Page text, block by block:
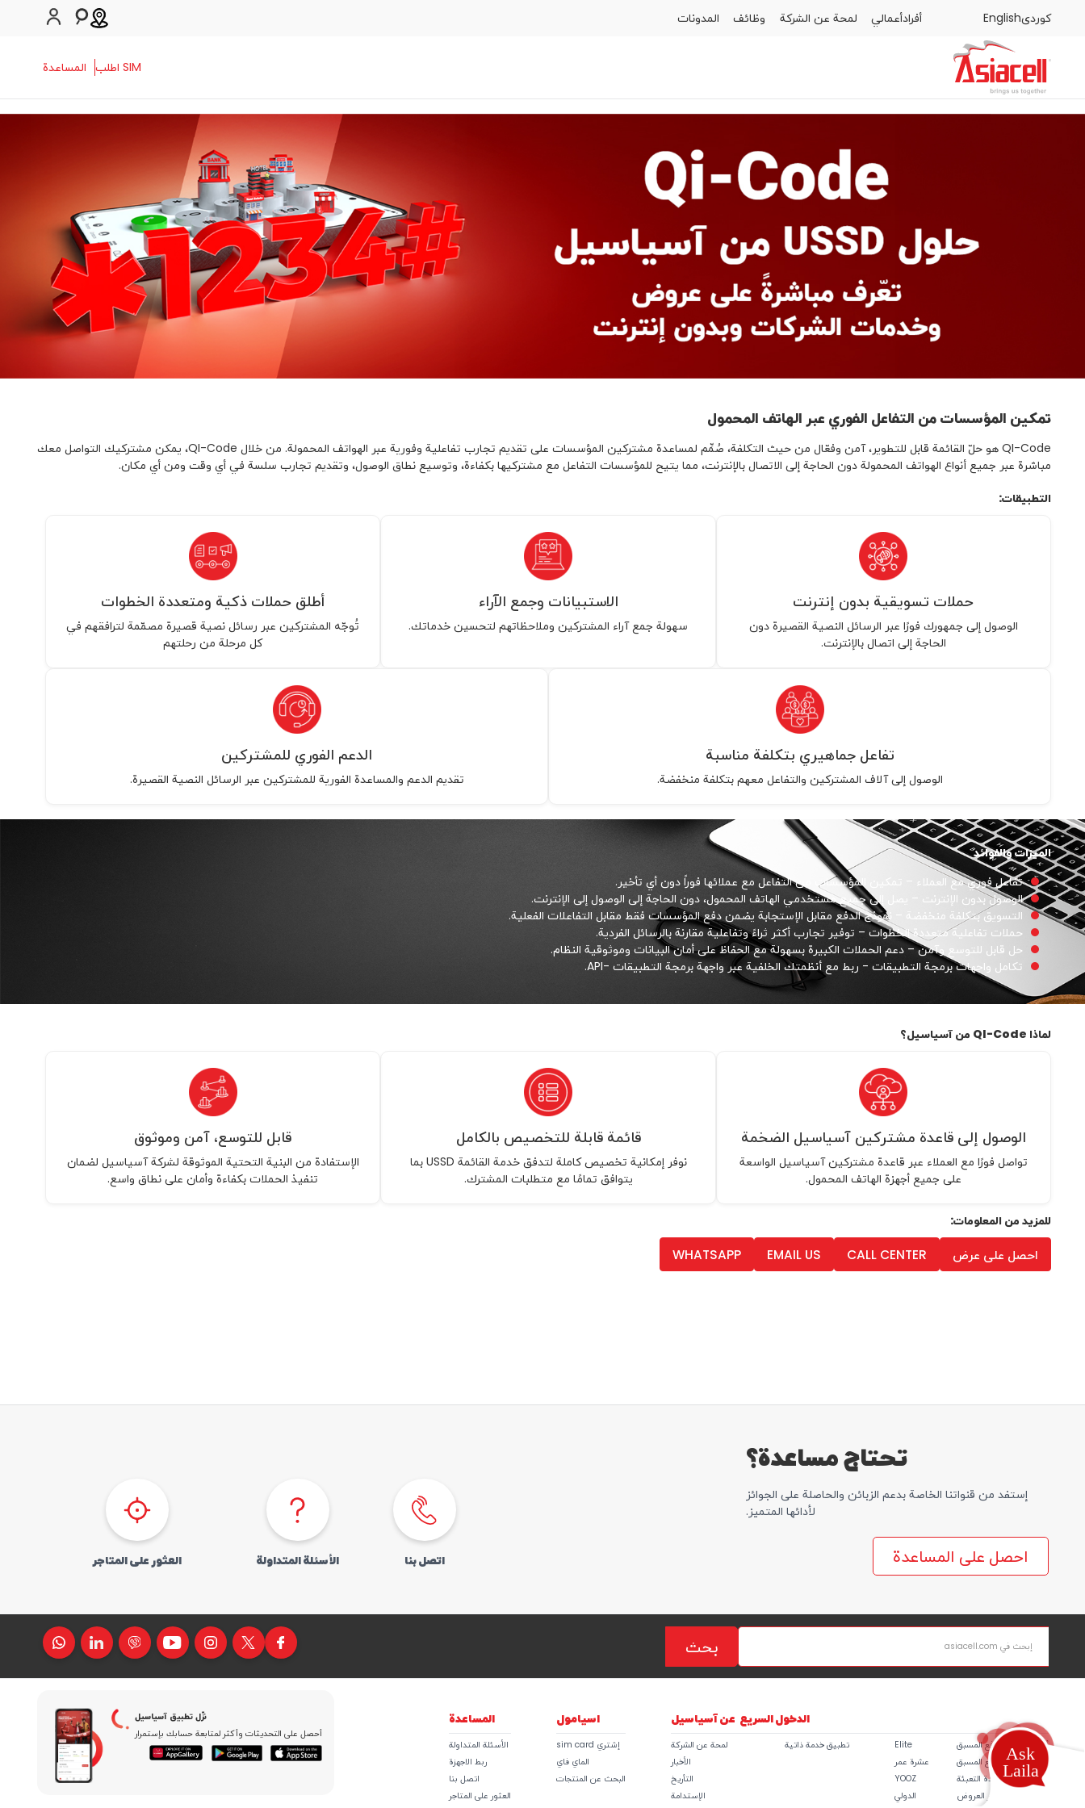
لمحة عن الشركة
كوردىEnglish أفرادأعمالي لمحة عن الشركة وظائف المدونات
SIM اطلب المساعدة
تمكين المؤسسات من التفاعل الفوري عبر الهاتف المحمول
QI-Code هو حلّ القائمة قابل للتطوير، آمن وفعّال من حيث التكلفة، صُمِّم لمساعدة مشترکين المؤسسات على تقديم تجارب تفاعلية وفورية عبر الهواتف المحمولة. من خلال QI-Code، يمكن مشتركيك التواصل معك
مباشرة عبر جميع أنواع الهواتف المحمولة دون الحاجة إلى الاتصال بالإنترنت، مما يتيح للمؤسسات التفاعل مع مشتركيها بكفاءة، وتوسيع نطاق الوصول، وتقديم تجارب سلسة في أي وقت ومن أي مكان.
التطبيقات:
حملات تسويقية بدون إنترنت
الوصول إلى جمهورك فورًا عبر الرسائل النصية القصيرة دون
الحاجة إلى اتصال بالإنترنت.
الاستبيانات وجمع الآراء
سهولة جمع آراء المشتركين وملاحظاتهم لتحسين خدماتك.
أطلق حملات ذكية ومتعددة الخطوات
تُوجّه المشتركين عبر رسائل نصية قصيرة مصمّمة لترافقهم في
كل مرحلة من رحلتهم
تفاعل جماهيري بتكلفة مناسبة
الوصول إلى آلاف المشتركين والتفاعل معهم بتكلفة منخفضة.
الدعم الفوري للمشترکين
تقديم الدعم والمساعدة الفورية للمشترکين عبر الرسائل النصية القصيرة.
الميزات والفوائد
تفاعل فوري مع العملاء – تمكين المؤسسات من التفاعل مع عملائها فوراً دون أي تأخير.
الوصول بدون الإنترنت – يصل إلى جميع مستخدمي الهاتف المحمول، دون الحاجة إلى الوصول إلى الإنترنت.
التسويق بتكلفة منخفضة – نموذج الدفع مقابل الإستجابة يضمن دفع المؤسسات فقط مقابل التفاعلات الفعلية.
حملات تفاعلية متعددة الخطوات – توفير تجارب أكثر ثراءً وتفاعلية مقارنة بالرسائل الفردية.
حل قابل للتوسع وآمن – دعم الحملات الكبيرة بسهولة مع الحفاظ على أمان البيانات وموثوقية النظام.
تكامل واجهات برمجة التطبيقات - ربط مع أنظمتك الخلفية عبر واجهة برمجة التطبيقات -API.
لماذا QI-Code من آسياسيل؟
الوصول إلى قاعدة مشتركين آسياسيل الضخمة
تواصل فورًا مع العملاء عبر قاعدة مشتركين آسياسيل الواسعة
على جميع أجهزة الهاتف المحمول.
قائمة قابلة للتخصيص بالكامل
نوفر إمكانية تخصيص كاملة لتدفق خدمة القائمة USSD بما
يتوافق تمامًا مع متطلبات المشترك.
قابل للتوسع، آمن وموثوق
الإستفادة من البنية التحتية الموثوقة لشركة آسياسيل لضمان
تنفيذ الحملات بكفاءة وأمان على نطاق واسع.
للمزيد من المعلومات:
احصل على عرض CALL CENTER
EMAIL US
WHATSAPP
تحتاج مساعدة؟
إستفد من قنواتنا الخاصة بدعم الزبائن والحاصلة علی الجوائز
لأدائها المتمیز.
احصل على المساعدة اتصل بنا الأسئلة المتداولة العثور علی المتاجر
بحث
الدخول السريع
أسعار خطوط الدفع المسبق
باقات الدفع المسبق
إعادة التعبئة
آخر العروض
Elite
عشرة عمر
YOOZ
الدولي
تطبيق خدمة ذاتية
عن آسیاسیل
لمحة عن الشركة
الأخبار
التأريخ
الإستدامة
اسيامول
إشتري sim card
الماي فاي
البحث عن المنتجات
المساعدة
الأسئلة المتداولة
ربط الاجهزة
اتصل بنا
العثور علی المتاجر
نزّل تطبیق آسیاسیل
أحصل علی التحدیثات وأکثر لمتابعة حسابك بإستمرار